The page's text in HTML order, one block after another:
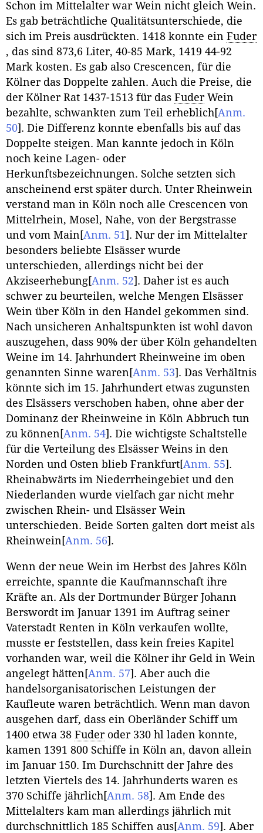
Schon im Mittelalter war Wein nicht gleich Wein.
Es gab beträchtliche Qualitätsunterschiede, die
sich im Preis ausdrückten. 1418 konnte ein Fuder
, das sind 873,6 Liter, 40-85 Mark, 1419 44-92
Mark kosten. Es gab also Crescencen, für die
Kölner das Doppelte zahlen. Auch die Preise, die
der Kölner Rat 1437-1513 für das FuderWein
bezahlte, schwankten zum Teil erheblich[Anm.
50] . Die Differenz konnte ebenfalls bis auf das
Doppelte steigen. Man kannte jedoch in Köln
noch keine Lagen- oder
Herkunftsbezeichnungen. Solche setzten sich
anscheinend erst später durch. Unter Rheinwein
verstand man in Köln noch alle Crescencen von
Mittelrhein, Mosel, Nahe, von der Bergstrasse
und vom Main [Anm. 51] . Nur der im Mittelalter
besonders beliebte Elsässer wurde
unterschieden, allerdings nicht bei der
Akziseerhebung[Anm. 52] . Daher ist es auch
schwer zu beurteilen, welche Mengen Elsässer
Wein über Köln in den Handel gekommen sind.
Nach unsicheren Anhaltspunkten ist wohl davon
auszugehen, dass 90% der über Köln gehandelten
Weine im 14. Jahrhundert Rheinweine im oben
genannten Sinne waren [Anm. 53] . Das Verhältnis
könnte sich im 15. Jahrhundert etwas zugunsten
des Elsässers verschoben haben, ohne aber der
Dominanz der Rheinweine in Köln Abbruch tun
zu können [Anm. 54] . Die wichtigste Schaltstelle
für die Verteilung des Elsässer Weins in den
Norden und Osten blieb Frankfurt[Anm. 55] .
Rheinabwärts im Niederrheingebiet und den
Niederlanden wurde vielfach gar nicht mehr
zwischen Rhein- und Elsässer Wein
unterschieden. Beide Sorten galten dort meist als
Rheinwein [Anm. 56] .
Wenn der neue Wein im Herbst des Jahres Köln
erreichte, spannte die Kaufmannschaft ihre
Kräfte an. Als der Dortmunder Bürger Johann
Berswordt im Januar 1391 im Auftrag seiner
Vaterstadt Renten in Köln verkaufen wollte,
musste er feststellen, dass kein freies Kapitel
vorhanden war, weil die Kölner ihr Geld in Wein
angelegt hätten [Anm. 57] . Aber auch die
handelsorganisatorischen Leistungen der
Kaufleute waren beträchtlich. Wenn man davon
ausgehen darf, dass ein Oberländer Schiff um
1400 etwa 38 Fuderoder 330 hl laden konnte,
kamen 1391 800 Schiffe in Köln an, davon allein
im Januar 150. Im Durchschnitt der Jahre des
letzten Viertels des 14. Jahrhunderts waren es
370 Schiffe jährlich [Anm. 58] . Am Ende des
Mittelalters kam man allerdings jährlich mit
durchschnittlich 185 Schiffen aus[Anm. 59] . Aber